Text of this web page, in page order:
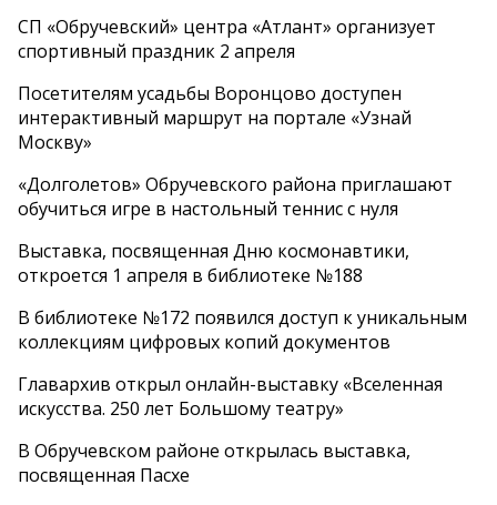
СП «Обручевский» центра «Атлант» организует
спортивный праздник 2 апреля
Посетителям усадьбы Воронцово доступен
интерактивный маршрут на портале «Узнай
Москву»
«Долголетов» Обручевского района приглашают
обучиться игре в настольный теннис с нуля
Выставка, посвященная Дню космонавтики,
откроется 1 апреля в библиотеке №188
В библиотеке №172 появился доступ к уникальным
коллекциям цифровых копий документов
Главархив открыл онлайн-выставку «Вселенная
искусства. 250 лет Большому театру»
В Обручевском районе открылась выставка,
посвященная Пасхе